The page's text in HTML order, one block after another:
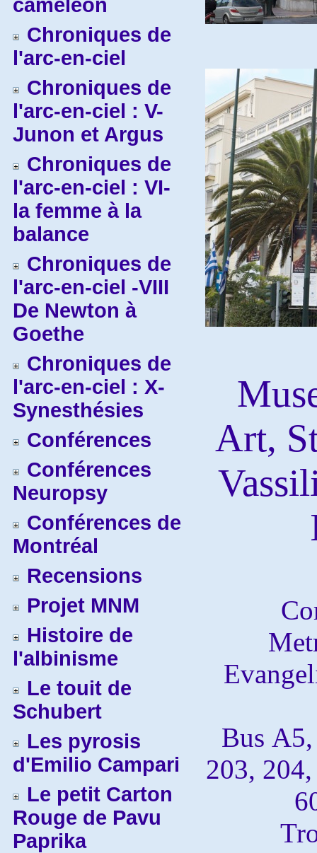
caméléon
Chroniques de
l'arc-en-ciel
Chroniques de
l'arc-en-ciel : V-
Junon et Argus
Chroniques de
l'arc-en-ciel : VI-
la femme à la
balance
Chroniques de
l'arc-en-ciel -VIII
De Newton à
Goethe
Chroniques de
l'arc-en-ciel : X-
Synesthésies
Conférences
Conférences
Neuropsy
Conférences de
Montréal
Recensions
Projet MNM
Histoire de
l'albinisme
Le touit de
Schubert
Les pyrosis
d'Emilio Campari
Le petit Carton
Rouge de Pavu
Paprika
Art,
Bus
203,